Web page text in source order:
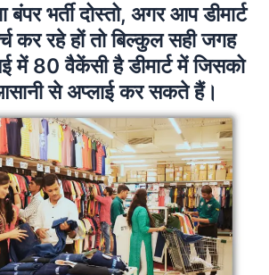
बंपर भर्ती दोस्तो, अगर आप डीमार्ट
कर रहे हों तो बिल्कुल सही जगह
में 80 वैकेंसी है डीमार्ट में जिसको
से अप्लाई कर सकते हैं।